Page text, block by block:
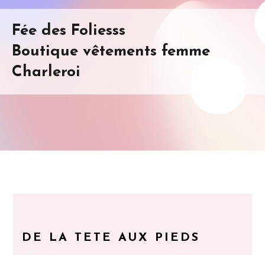
Fée des Foliesss
Boutique vêtements femme
Charleroi
DE LA TETE AUX PIEDS